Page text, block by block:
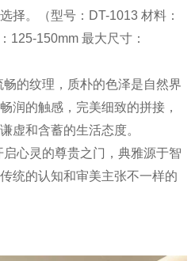
择。（型号：DT-1013 材料：
125-150mm 最大尺寸：
的纹理，质朴的色泽是自然界
润的触感，完美细致的拼接，
虚和含蓄的生活态度。
心灵的尊贵之门，典雅源于智
统的认知和审美主张不一样的